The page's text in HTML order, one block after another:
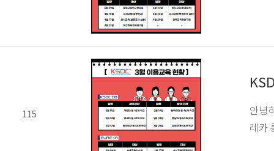
115
안녕
레카